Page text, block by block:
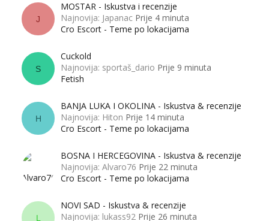
J
MOSTAR - Iskustva i recenzije
Najnovija: Japanac Prije 4 minuta
Cro Escort - Teme po lokacijama
S
Cuckold
Najnovija: sportaš_dario Prije 9 minuta
Fetish
H
BANJA LUKA I OKOLINA - Iskustva & recenzije
Najnovija: Hiton Prije 14 minuta
Cro Escort - Teme po lokacijama
BOSNA I HERCEGOVINA - Iskustva & recenzije
Najnovija: Alvaro76 Prije 22 minuta
Cro Escort - Teme po lokacijama
L
NOVI SAD - Iskustva & recenzije
Najnovija: lukass92 Prije 26 minuta